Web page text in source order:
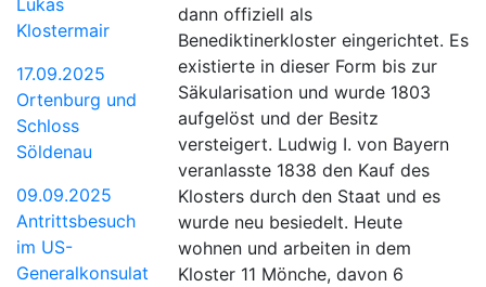
Klostermair
17.09.2025
Ortenburg und
Schloss
Söldenau
09.09.2025
Antrittsbesuch
im US-
Generalkonsulat
dann offiziell als
Benediktinerkloster eingerichtet. Es
existierte in dieser Form bis zur
Säkularisation und wurde 1803
aufgelöst und der Besitz
versteigert. Ludwig I. von Bayern
veranlasste 1838 den Kauf des
Klosters durch den Staat und es
wurde neu besiedelt. Heute
wohnen und arbeiten in dem
Kloster 11 Mönche, davon 6